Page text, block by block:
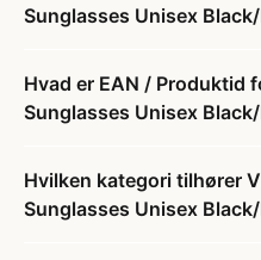
Sunglasses Unisex
Hvad er EAN / Produktid
Sunglasses Unisex
Hvilken kategori tilhører
Sunglasses Unisex